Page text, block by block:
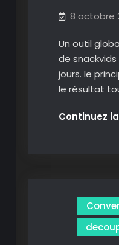
8 octobre
Un outil
de
jours. le
le résultat
Continuez